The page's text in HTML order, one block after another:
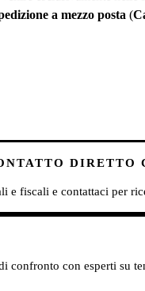
a mezzo posta (
DIRETTO
e fiscali e contattaci per
confronto con esperti su